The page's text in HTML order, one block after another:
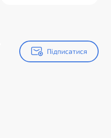
Підписатися
Підписатися